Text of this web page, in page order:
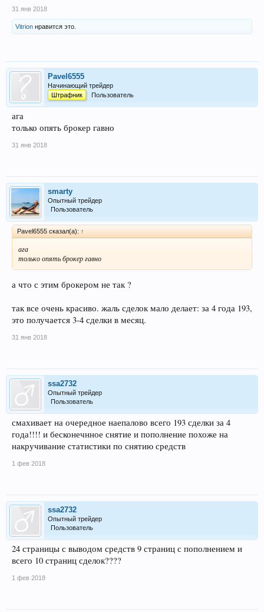
31 янв 2018
Vitrion нравится это.
Pavel6555
Начинающий трейдер
Штрафник
Пользователь
ага
только опять брокер гавно
31 янв 2018
smarty
Опытный трейдер
Пользователь
Pavel6555 сказал(а): ↑
ага
только опять брокер гавно
а что с этим брокером не так ?
так все очень красиво. жаль сделок мало делает: за 4 года 193,
это получается 3-4 сделки в месяц.
31 янв 2018
ssa2732
Опытный трейдер
Пользователь
смахивает на очередное наепалово всего 193 сделки за 4
года!!!! и бесконечнное снятие и пополнение похоже на
накручивание статистики по снятию средств
1 фев 2018
ssa2732
Опытный трейдер
Пользователь
24 страницы с выводом средств 9 страниц с пополнением и
всего 10 страниц сделок????
1 фев 2018